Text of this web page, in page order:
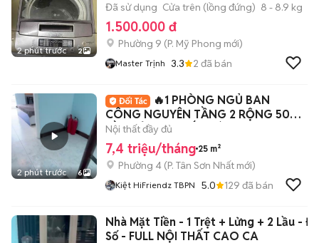
2 phút trước 2
Đã sử dụng Cửa trên (lồng đứng) 8 - 8.9 kg
1.500.000 đ
Phường 9 (P. Mỹ Phong mới)
Master Trịnh 3.3 2 đã bán
2 phút trước 6
🔥1 PHÒNG NGỦ BAN
CÔNG NGUYÊN TẦNG 2 RỘNG 50M2
ĐẦY ĐỦ NỘI THẤT MÁY GIẶT
Nội thất đầy đủ
7,4 triệu/tháng 25 m²
Phường 4 (P. Tân Sơn Nhất mới)
Kiệt HiFriendz TBPN 5.0 129 đã bán
Nhà Mặt Tiền - 1 Trệt + Lửng + 2 Lầu -
Số - FULL NỘI THẤT CAO CA